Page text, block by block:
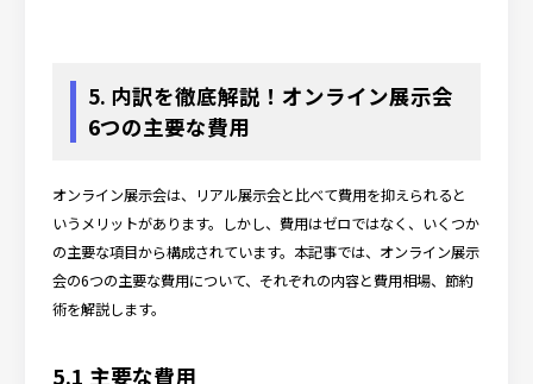
5. 内訳を徹底解説！オンライン展示会
6つの主要な費用
オンライン展示会は、リアル展示会と比べて費用を抑えられると
いうメリットがあります。しかし、費用はゼロではなく、いくつか
の主要な項目から構成されています。本記事では、オンライン展示
会の6つの主要な費用について、それぞれの内容と費用相場、節約
術を解説します。
5.1 主要な費用